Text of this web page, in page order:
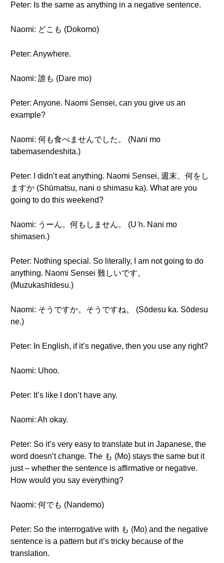
Peter: Is the same as anything in a negative sentence.
Naomi: どこも (Dokomo)
Peter: Anywhere.
Naomi: 誰も (Dare mo)
Peter: Anyone. Naomi Sensei, can you give us an
example?
Naomi: 何も食べませんでした。 (Nani mo
tabemasendeshita.)
Peter: I didn’t eat anything. Naomi Sensei, 週末、何をし
ますか (Shūmatsu, nani o shimasu ka). What are you
going to do this weekend?
Naomi: うーん。何もしません。 (U ̄n. Nani mo
shimasen.)
Peter: Nothing special. So literally, I am not going to do
anything. Naomi Sensei 難しいです。
(Muzukashīdesu.)
Naomi: そうですか。そうですね。 (Sōdesu ka. Sōdesu
ne.)
Peter: In English, if it’s negative, then you use any right?
Naomi: Uhoo.
Peter: It’s like I don’t have any.
Naomi: Ah okay.
Peter: So it’s very easy to translate but in Japanese, the
word doesn’t change. The も (Mo) stays the same but it
just – whether the sentence is affirmative or negative.
How would you say everything?
Naomi: 何でも (Nandemo)
Peter: So the interrogative with も (Mo) and the negative
sentence is a pattern but it’s tricky because of the
translation.